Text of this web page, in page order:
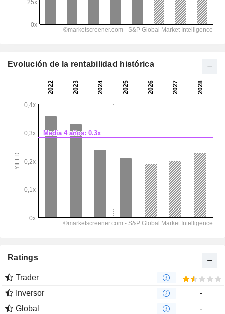
Evolución de la rentabilidad histórica
Ratings
Trader
Inversor
-
Global
-